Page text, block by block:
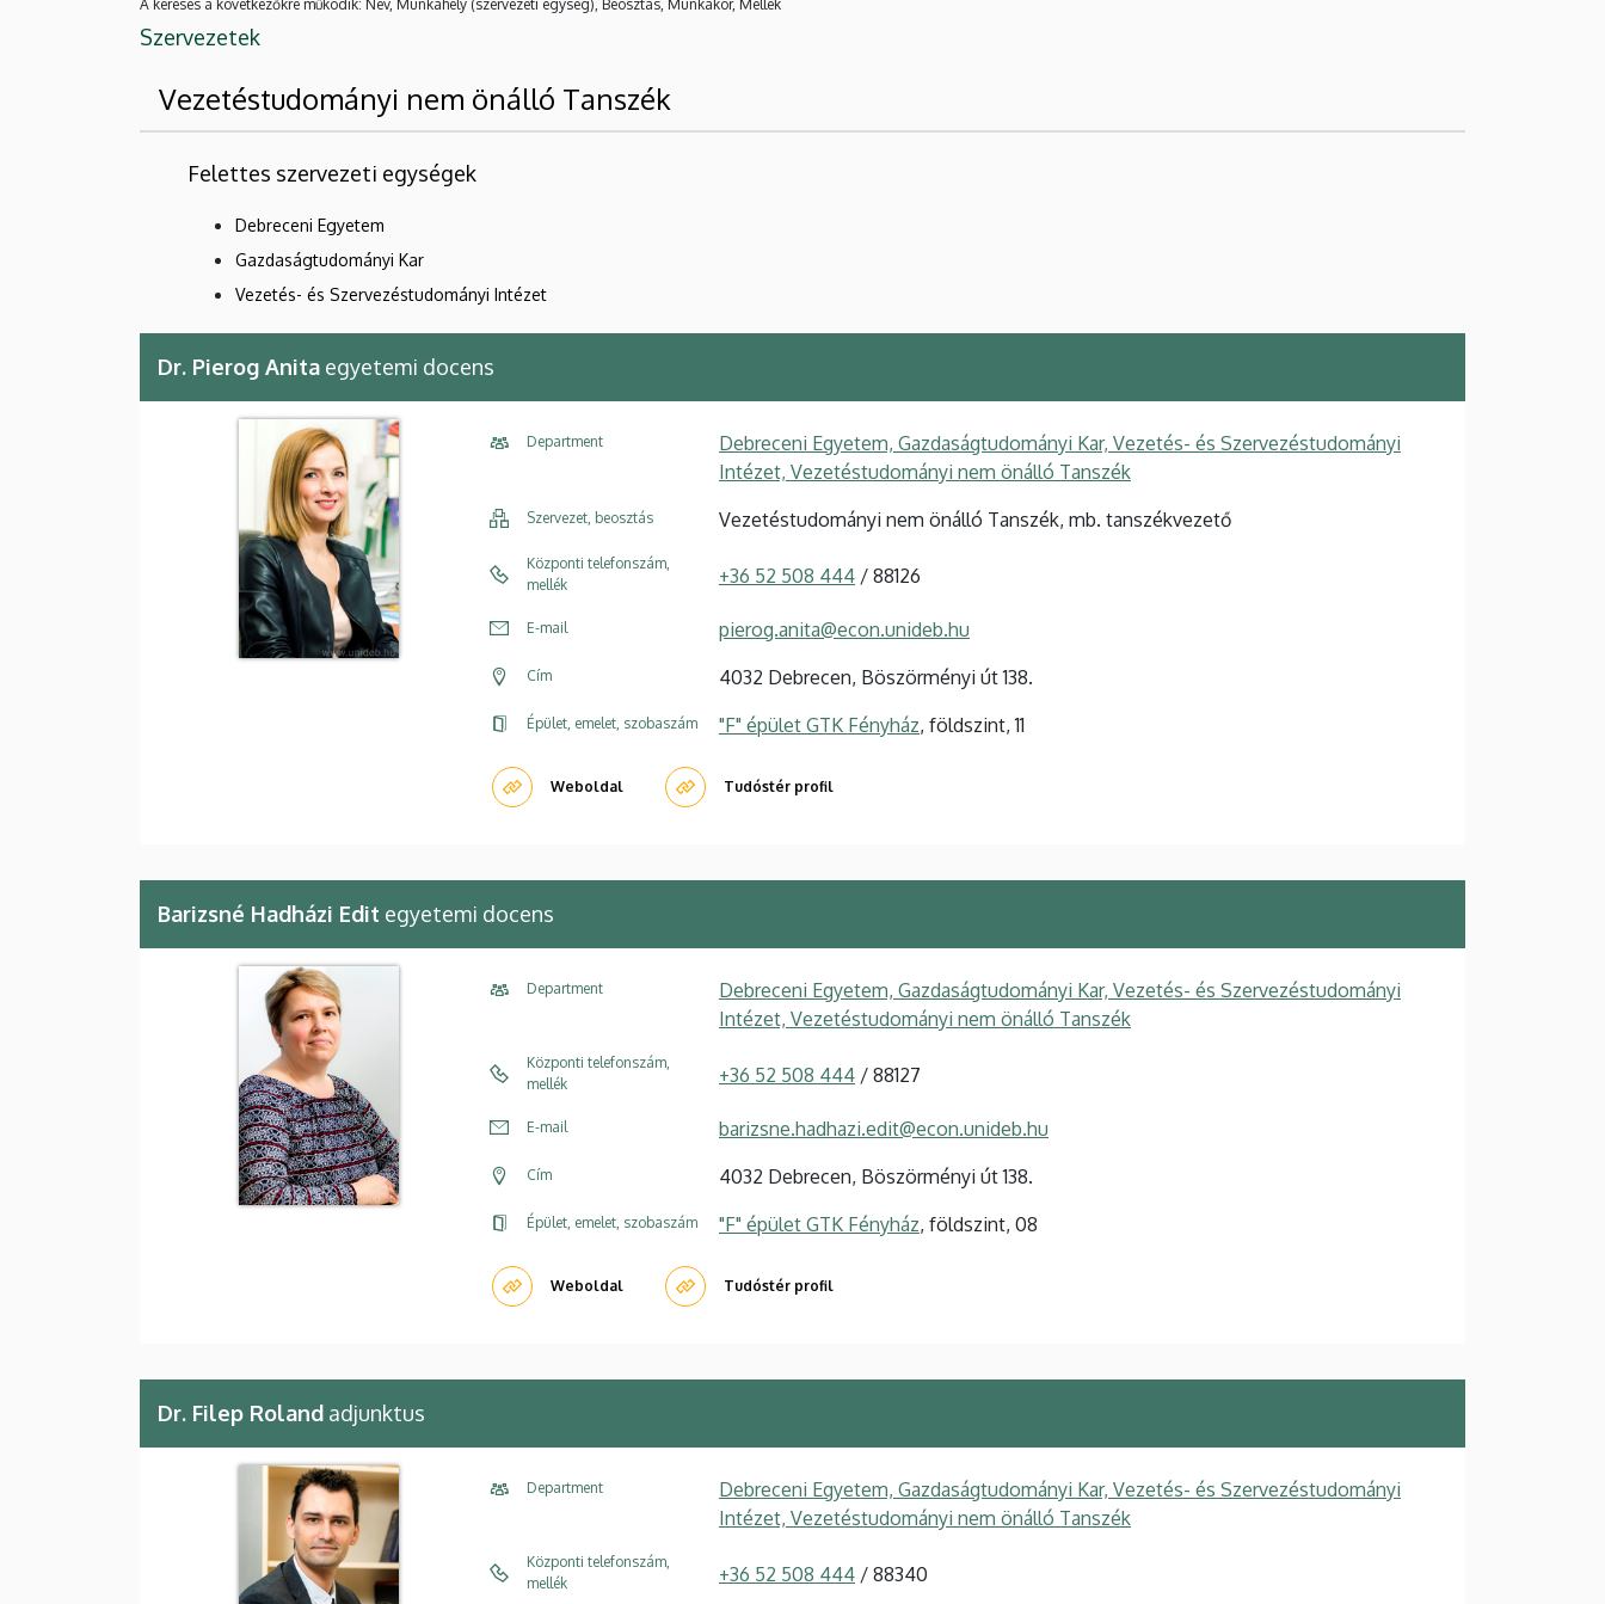
A keresés a következőkre működik: Név, Munkahely (szervezeti egység), Beosztás, Munkakör, Mellék
Szervezetek
Vezetéstudományi nem önálló Tanszék
Felettes szervezeti egységek
Debreceni Egyetem
Gazdaságtudományi Kar
Vezetés- és Szervezéstudományi Intézet
Dr. Pierog Anita egyetemi docens
Department
Debreceni Egyetem, Gazdaságtudományi Kar, Vezetés- és Szervezéstudományi
Intézet, Vezetéstudományi nem önálló Tanszék
Szervezet, beosztás Vezetéstudományi nem önálló Tanszék, mb. tanszékvezető
Központi telefonszám,
mellék
+36 52 508 444 / 88126
E-mail pierog.anita@econ.unideb.hu
Cím 4032 Debrecen, Böszörményi út 138.
Épület, emelet, szobaszám "F" épület GTK Fényház, földszint, 11
Weboldal Tudóstér profil
Barizsné Hadházi Edit egyetemi docens
Department
Debreceni Egyetem, Gazdaságtudományi Kar, Vezetés- és Szervezéstudományi
Intézet, Vezetéstudományi nem önálló Tanszék
Központi telefonszám,
mellék
+36 52 508 444 / 88127
E-mail barizsne.hadhazi.edit@econ.unideb.hu
Cím 4032 Debrecen, Böszörményi út 138.
Épület, emelet, szobaszám "F" épület GTK Fényház, földszint, 08
Weboldal Tudóstér profil
Dr. Filep Roland adjunktus
Department
Debreceni Egyetem, Gazdaságtudományi Kar, Vezetés- és Szervezéstudományi
Intézet, Vezetéstudományi nem önálló Tanszék
Központi telefonszám,
mellék
+36 52 508 444 / 88340